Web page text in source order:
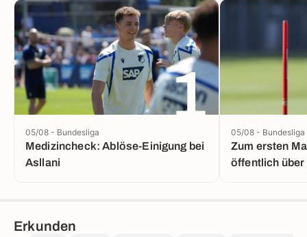
1
Medizincheck: Ablöse-Einigung bei
Asllani
05/08 - Bundesliga
Zum ersten
öffentlich über
05/08 - Bundesliga
Erkunden